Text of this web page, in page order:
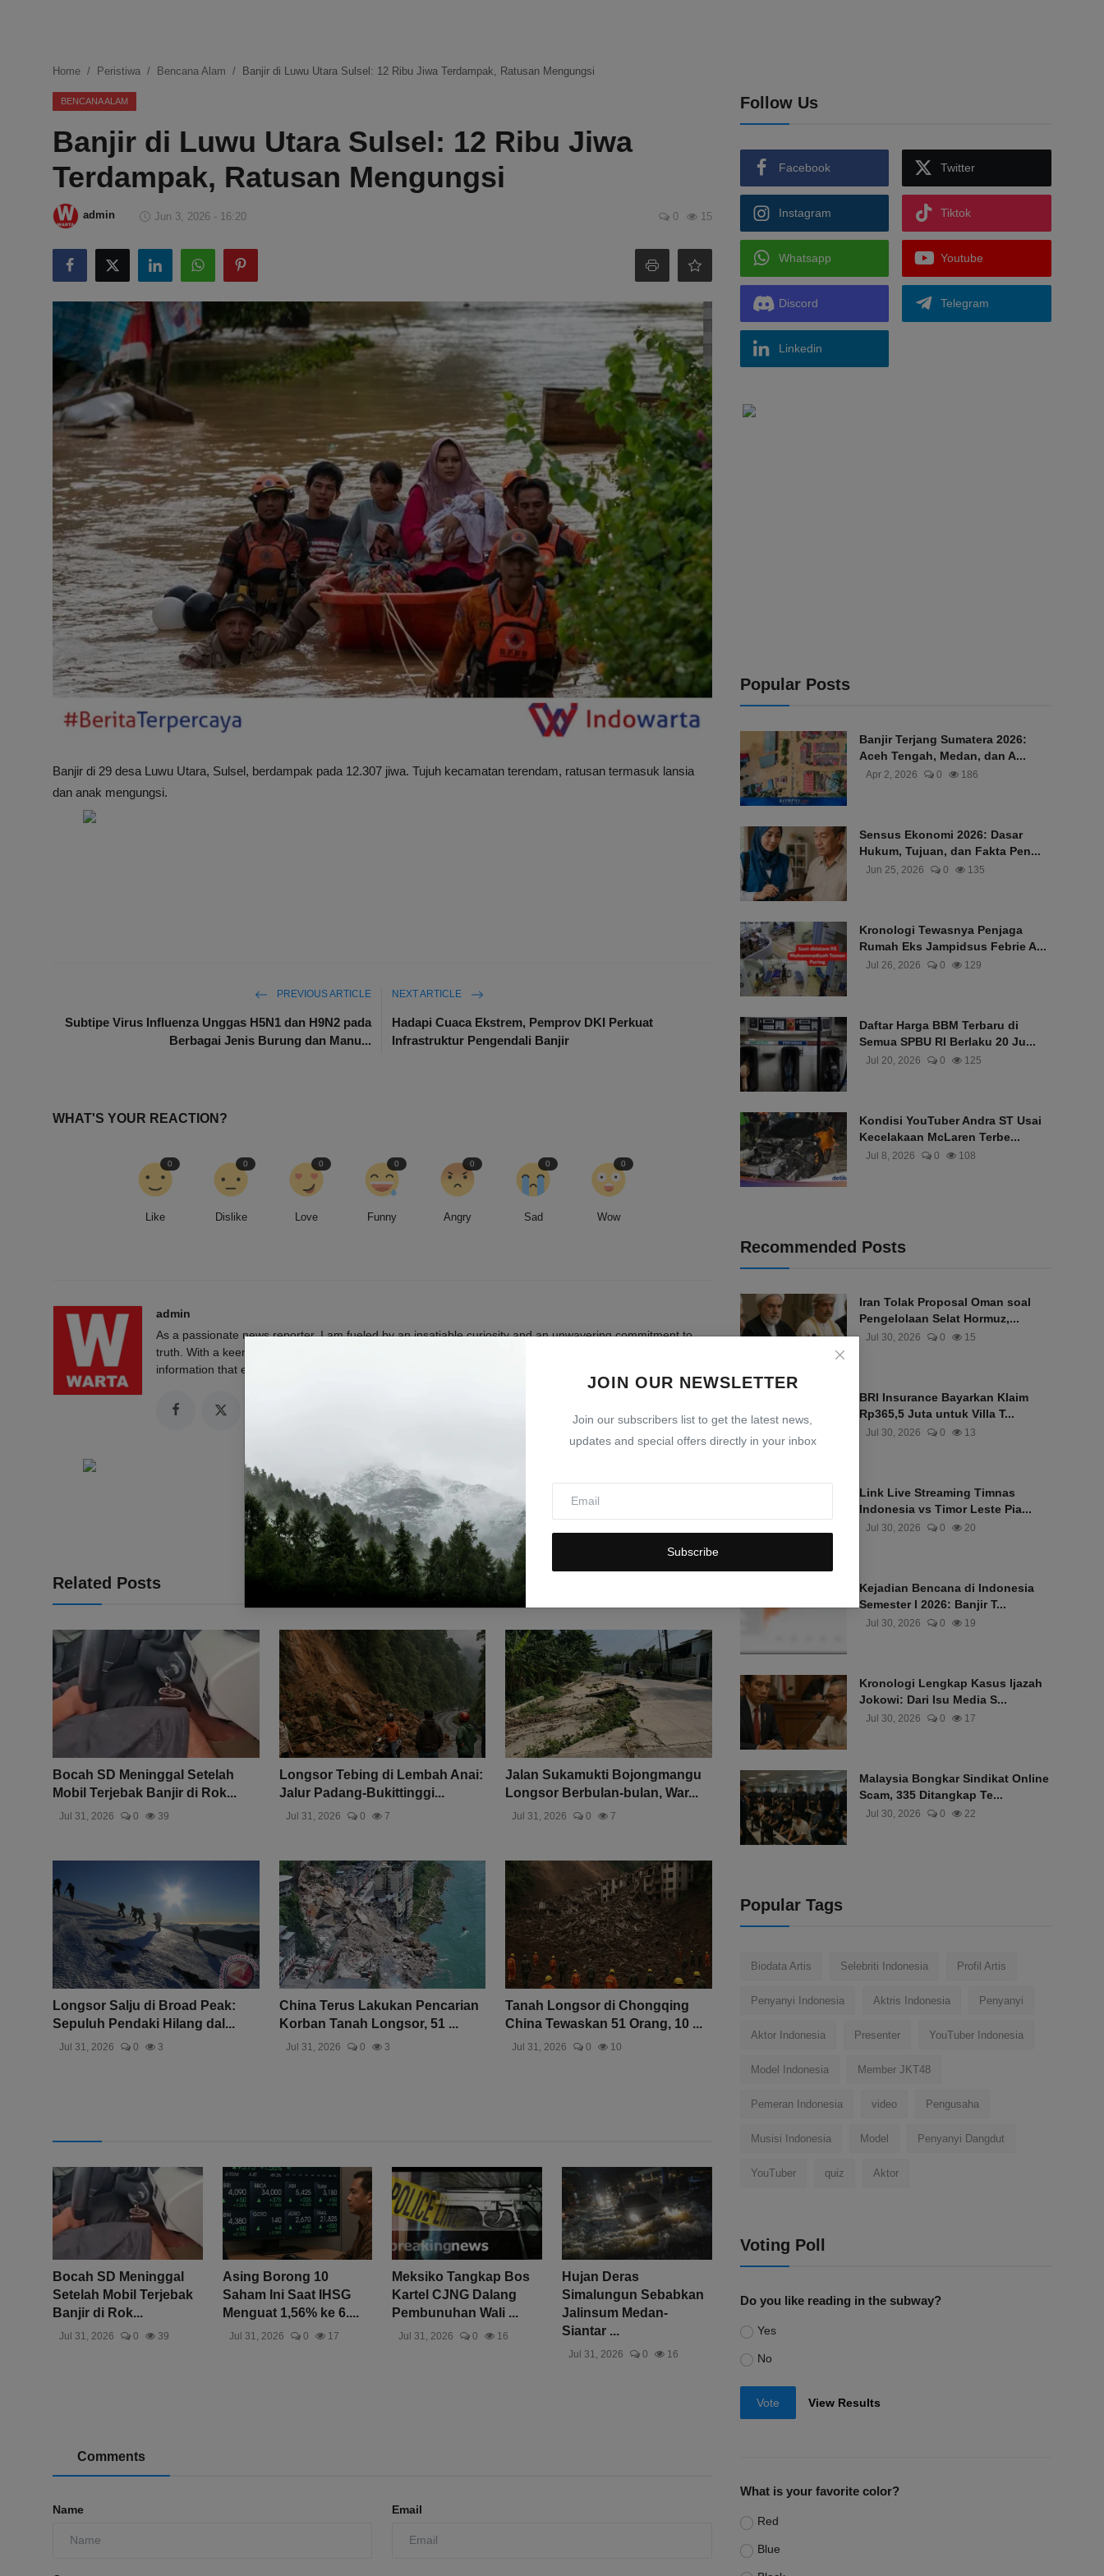
Ekonomi
Internasional
Teknologi
Hiburan
Kesehatan
JOIN OUR NEWSLETTER
Join our subscribers list to get the latest news,
updates and special offers directly in your inbox
Subscribe
Home Peristiwa Bencana Alam Banjir di Luwu Utara Sulsel: 12 Ribu Jiwa Terdampak, Ratusan Mengungsi
BENCANA ALAM
Banjir di Luwu Utara Sulsel: 12 Ribu Jiwa
Terdampak, Ratusan Mengungsi
admin Jun 3, 2026 - 16:20 0 15
Banjir di 29 desa Luwu Utara, Sulsel, berdampak pada 12.307 jiwa. Tujuh kecamatan terendam, ratusan termasuk lansia
dan anak mengungsi.
PREVIOUS ARTICLE
Subtipe Virus Influenza Unggas H5N1 dan H9N2 pada
Berbagai Jenis Burung dan Manu...
NEXT ARTICLE
Hadapi Cuaca Ekstrem, Pemprov DKI Perkuat
Infrastruktur Pengendali Banjir
WHAT'S YOUR REACTION?
Like
0
Dislike
0
Love
0
Funny
0
Angry
0
Sad
0
Wow
0
admin
As a passionate news reporter, I am fueled by an insatiable curiosity and an unwavering commitment to
truth. With a keen eye for detail and a relentless pursuit of stories, I strive to deliver timely and accurate
information that empowers and engages readers.
Related Posts
Bocah SD Meninggal Setelah
Mobil Terjebak Banjir di Rok...
Jul 31, 2026 0 39
Longsor Tebing di Lembah Anai:
Jalur Padang-Bukittinggi...
Jul 31, 2026 0 7
Jalan Sukamukti Bojongmangu
Longsor Berbulan-bulan, War...
Jul 31, 2026 0 7
Longsor Salju di Broad Peak:
Sepuluh Pendaki Hilang dal...
Jul 31, 2026 0 3
China Terus Lakukan Pencarian
Korban Tanah Longsor, 51 ...
Jul 31, 2026 0 3
Tanah Longsor di Chongqing
China Tewaskan 51 Orang, 10 ...
Jul 31, 2026 0 10
Bocah SD Meninggal
Setelah Mobil Terjebak
Banjir di Rok...
Jul 31, 2026 0 39
Asing Borong 10
Saham Ini Saat IHSG
Menguat 1,56% ke 6....
Jul 31, 2026 0 17
Meksiko Tangkap Bos
Kartel CJNG Dalang
Pembunuhan Wali ...
Jul 31, 2026 0 16
Hujan Deras
Simalungun Sebabkan
Jalinsum Medan-
Siantar ...
Jul 31, 2026 0 16
Comments
Name Email
Follow Us
Facebook Twitter
Instagram Tiktok
Whatsapp Youtube
Discord Telegram
Linkedin
Popular Posts
Banjir Terjang Sumatera 2026:
Aceh Tengah, Medan, dan A...
Apr 2, 2026 0 186
Sensus Ekonomi 2026: Dasar
Hukum, Tujuan, dan Fakta Pen...
Jun 25, 2026 0 135
Kronologi Tewasnya Penjaga
Rumah Eks Jampidsus Febrie A...
Jul 26, 2026 0 129
Daftar Harga BBM Terbaru di
Semua SPBU RI Berlaku 20 Ju...
Jul 20, 2026 0 125
Kondisi YouTuber Andra ST Usai
Kecelakaan McLaren Terbe...
Jul 8, 2026 0 108
Recommended Posts
Iran Tolak Proposal Oman soal
Pengelolaan Selat Hormuz,...
Jul 30, 2026 0 15
BRI Insurance Bayarkan Klaim
Rp365,5 Juta untuk Villa T...
Jul 30, 2026 0 13
Link Live Streaming Timnas
Indonesia vs Timor Leste Pia...
Jul 30, 2026 0 20
Kejadian Bencana di Indonesia
Semester I 2026: Banjir T...
Jul 30, 2026 0 19
Kronologi Lengkap Kasus Ijazah
Jokowi: Dari Isu Media S...
Jul 30, 2026 0 17
Malaysia Bongkar Sindikat Online
Scam, 335 Ditangkap Te...
Jul 30, 2026 0 22
Popular Tags
Biodata Artis Selebriti Indonesia Profil Artis
Penyanyi Indonesia Aktris Indonesia Penyanyi
Aktor Indonesia Presenter YouTuber Indonesia
Model Indonesia Member JKT48
Pemeran Indonesia video Pengusaha
Musisi Indonesia Model Penyanyi Dangdut
YouTuber quiz Aktor
Voting Poll
Do you like reading in the subway?
Yes
No
Vote View Results
What is your favorite color?
Red
Blue